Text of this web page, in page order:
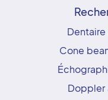
Cone
Doppler